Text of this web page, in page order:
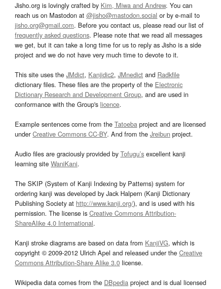
Jisho.org is lovingly crafted by Kim, Miwa and Andrew. You can
reach us on Mastodon at @jisho@mastodon.social or by e-mail to
jisho.org@gmail.com. Before you contact us, please read our list of
frequently asked questions. Please note that we read all messages
we get, but it can take a long time for us to reply as Jisho is a side
project and we do not have very much time to devote to it.
This site uses the JMdict, Kanjidic2, JMnedict and Radkfile
dictionary files. These files are the property of the Electronic
Dictionary Research and Development Group, and are used in
conformance with the Group's licence.
Example sentences come from the Tatoeba project and are licensed
underCreative Commons CC-BY. And from the Jreibun project.
Audio files are graciously provided by Tofugu’s excellent kanji
learning site WaniKani.
The SKIP (System of Kanji Indexing by Patterns) system for
ordering kanji was developed by Jack Halpern (Kanji Dictionary
Publishing Society at http://www.kanji.org/), and is used with his
permission. The license is Creative Commons Attribution-
ShareAlike 4.0 International.
Kanji stroke diagrams are based on data from KanjiVG, which is
copyright © 2009-2012 Ulrich Apel and released under the Creative
Commons Attribution-Share Alike 3.0 license.
Wikipedia data comes from the DBpedia project and is dual licensed